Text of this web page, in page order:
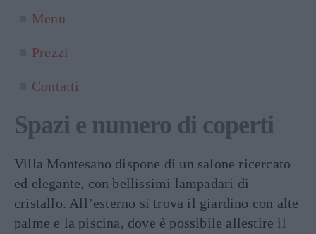
Menu
Prezzi
Contatti
Spazi e numero di coperti
Villa Montesano dispone di un salone ricercato
ed elegante, con bellissimi lampadari di
cristallo. All’esterno si trova il giardino con alte
palme e la piscina, dove è possibile allestire il